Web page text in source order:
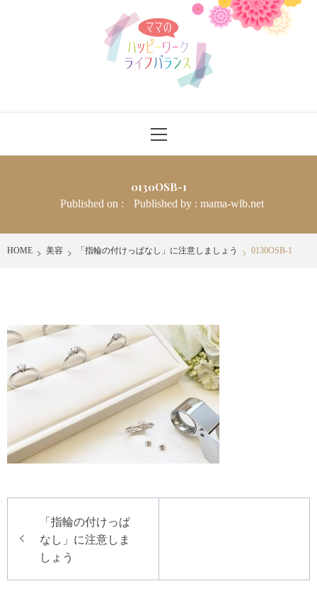
ママのハッ
ピーワーク
ライフバラ
Menu
0130OSB-1
Published on : Published by : mama-wlb.net
HOME 美容 「指輪の付けっぱなし」に注意しましょう 0130OSB-1
稿
ビ
「指輪の付けっぱ
なし」に注意しま
しょう